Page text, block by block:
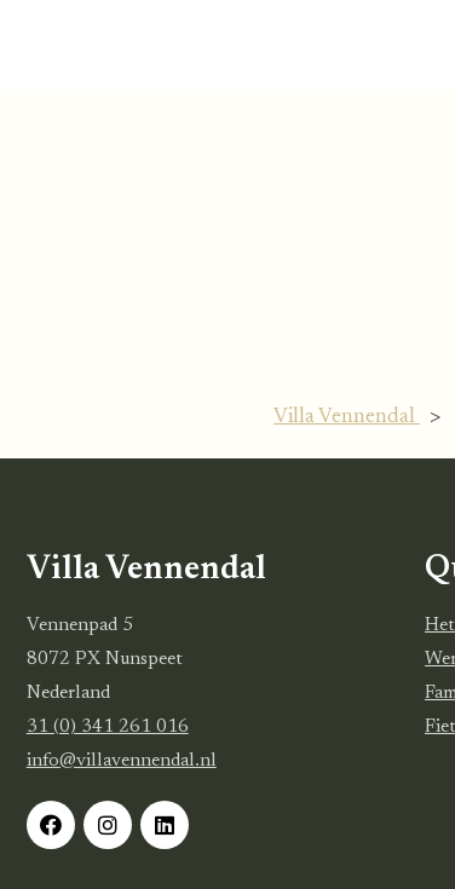
Villa Vennendal >
Villa Vennendal
Vennenpad 5
8072 PX Nunspeet
Nederland
31 (0) 341 261 016
info@villavennendal.nl